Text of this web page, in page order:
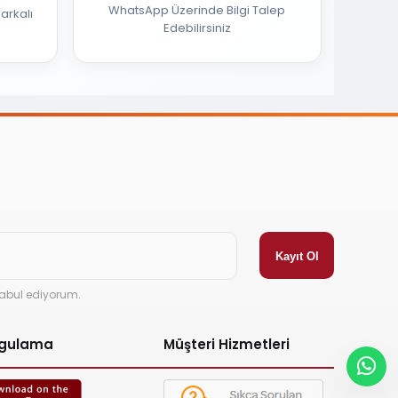
WhatsApp Üzerinde Bilgi Talep
Edebilirsiniz
ediyorum.
Müşteri Hizmetleri